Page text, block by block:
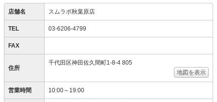
店舗名 スムラボ秋葉原店
TEL 03-6206-4799
FAX
住所
千代田区神田佐久間町1-8-4 805
地図を表示
営業時間 10:00～19:00